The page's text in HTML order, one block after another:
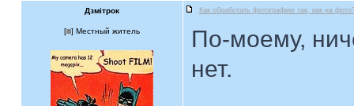
Дзмiтрок Как обработать фотографию так, как на
[ ] Местный житель
По-моему,
нет.